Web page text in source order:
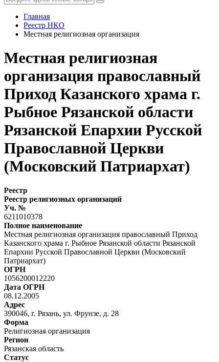
Главная
Реестр НКО
Местная религиозная организация
Местная религиозная
организация православный
Приход Казанского храма г.
Рыбное Рязанской области
Рязанской Епархии Русской
Православной Церкви
(Московский Патриархат)
Реестр
Реестр религиозных организаций
Уч. №
6211010378
Полное наименование
Местная религиозная организация православный Приход
Казанского храма г. Рыбное Рязанской области Рязанской
Епархии Русской Православной Церкви (Московский
Патриархат)
ОГРН
1056200012220
Дата ОГРН
08.12.2005
Адрес
390046, г. Рязань, ул. Фрунзе, д. 28
Форма
Религиозная организация
Регион
Рязанская область
Статус